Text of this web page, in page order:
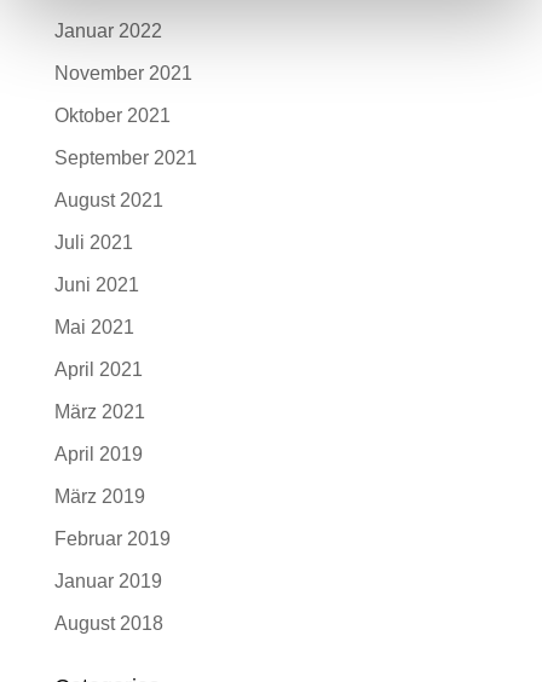
Januar 2022
November 2021
Oktober 2021
September 2021
August 2021
Juli 2021
Juni 2021
Mai 2021
April 2021
März 2021
April 2019
März 2019
Februar 2019
Januar 2019
August 2018